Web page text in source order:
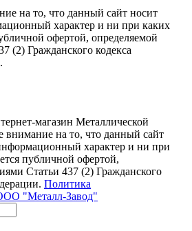
на то, что данный сайт носит
характер и ни при каких
офертой, определяемой
(2) Гражданского кодекса
магазин Металлической
на то, что данный сайт
характер и ни при
публичной офертой,
Статьи 437 (2) Гражданского
Политика
"Металл-Завод"